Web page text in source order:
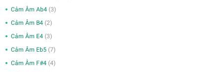
Cảm Âm Ab4 (3)
Cảm Âm B4 (2)
Cảm Âm E4 (3)
Cảm Âm Eb5 (7)
Cảm Âm F#4 (4)